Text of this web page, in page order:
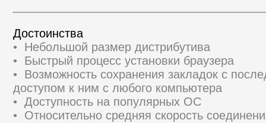
Достоинства
• Небольшой размер дистрибутива
• Быстрый процесс установки браузера
• Возможность сохранения закладок с
доступом к ним с любого компьютера
• Доступность на популярных ОС
• Относительно средняя скорость